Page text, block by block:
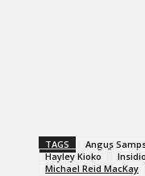
TAGS Angus
Hayley Kioko
Michael Reid MacKay